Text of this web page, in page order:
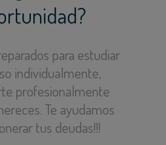
para estudiar
individualmente,
profesionalmente
Te ayudamos
tus deudas!!!